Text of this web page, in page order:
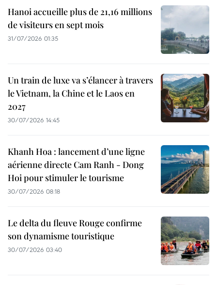
Hanoi accueille plus de 21,16 millions
de visiteurs en sept mois ​
31/07/2026 01:35
Un train de luxe va s’élancer à travers
le Vietnam, la Chine et le Laos en
2027
30/07/2026 14:45
Khanh Hoa : lancement d’une ligne
aérienne directe Cam Ranh - Dong
Hoi pour stimuler le tourisme
30/07/2026 08:18
Le delta du fleuve Rouge confirme
son dynamisme touristique
30/07/2026 03:40